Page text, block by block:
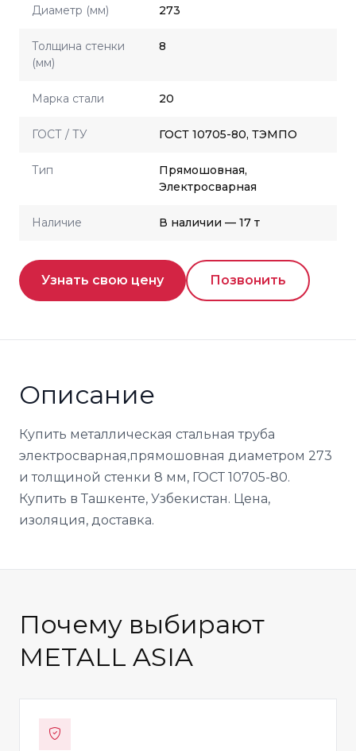
Диаметр (мм) 273
Толщина стенки
(мм)
8
Марка стали 20
ГОСТ / ТУ ГОСТ 10705-80, ТЭМПО
Тип
Прямошовная,
Электросварная
Наличие В наличии — 17 т
Узнать свою цену Позвонить
Описание
Купить металлическая стальная труба
электросварная,прямошовная диаметром 273
и толщиной стенки 8 мм, ГОСТ 10705-80.
Купить в Ташкенте, Узбекистан. Цена,
изоляция, доставка.
Почему выбирают
METALL ASIA